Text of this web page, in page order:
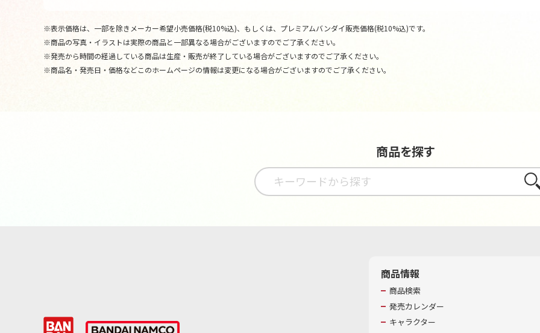
※表示価格は、一部を除きメーカー希望小売価格(税10%込)、もしくは、プレミアムバンダイ販売価格(税10%込)です。
※商品の写真・イラストは実際の商品と一部異なる場合がございますのでご了承ください。
※発売から時間の経過している商品は生産・販売が終了している場合がございますのでご了承ください。
※商品名・発売日・価格などこのホームページの情報は変更になる場合がございますのでご了承ください。
商品を探す
さが
商品情報
商品検索
発売カレンダー
キャラクター